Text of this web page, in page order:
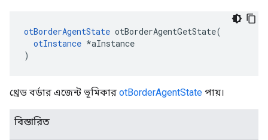
otBorderAgentState otBorderAgentGetState(
otInstance *aInstance
)
থ্রেড বর্ডার এজেন্ট ভূমিকার otBorderAgentState পায়।
বিস্তারিত